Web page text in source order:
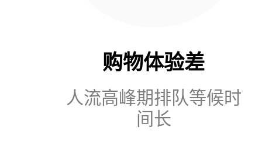
购物体验差
人流高峰期排队等候时
间长